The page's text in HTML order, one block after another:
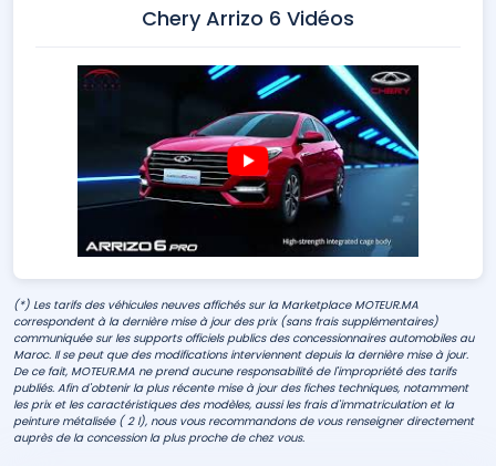
Chery Arrizo 6 Vidéos
(*) Les tarifs des véhicules neuves affichés sur la Marketplace MOTEUR.MA
correspondent à la dernière mise à jour des prix (sans frais supplémentaires)
communiquée sur les supports officiels publics des concessionnaires automobiles au
Maroc. Il se peut que des modifications interviennent depuis la dernière mise à jour.
De ce fait, MOTEUR.MA ne prend aucune responsabilité de l'impropriété des tarifs
publiés. Afin d'obtenir la plus récente mise à jour des fiches techniques, notamment
les prix et les caractéristiques des modèles, aussi les frais d'immatriculation et la
peinture métalisée ( 2 l), nous vous recommandons de vous renseigner directement
auprès de la concession la plus proche de chez vous.